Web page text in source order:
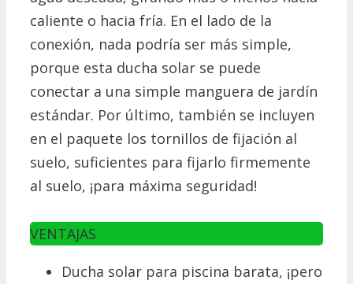
caliente o hacia fría. En el lado de la
conexión, nada podría ser más simple,
porque esta ducha solar se puede
conectar a una simple manguera de jardín
estándar. Por último, también se incluyen
en el paquete los tornillos de fijación al
suelo, suficientes para fijarlo firmemente
al suelo, ¡para máxima seguridad!
VENTAJAS
Ducha solar para piscina barata, ¡pero